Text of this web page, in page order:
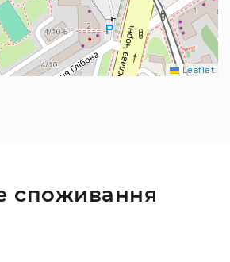
Leaflet
споживання